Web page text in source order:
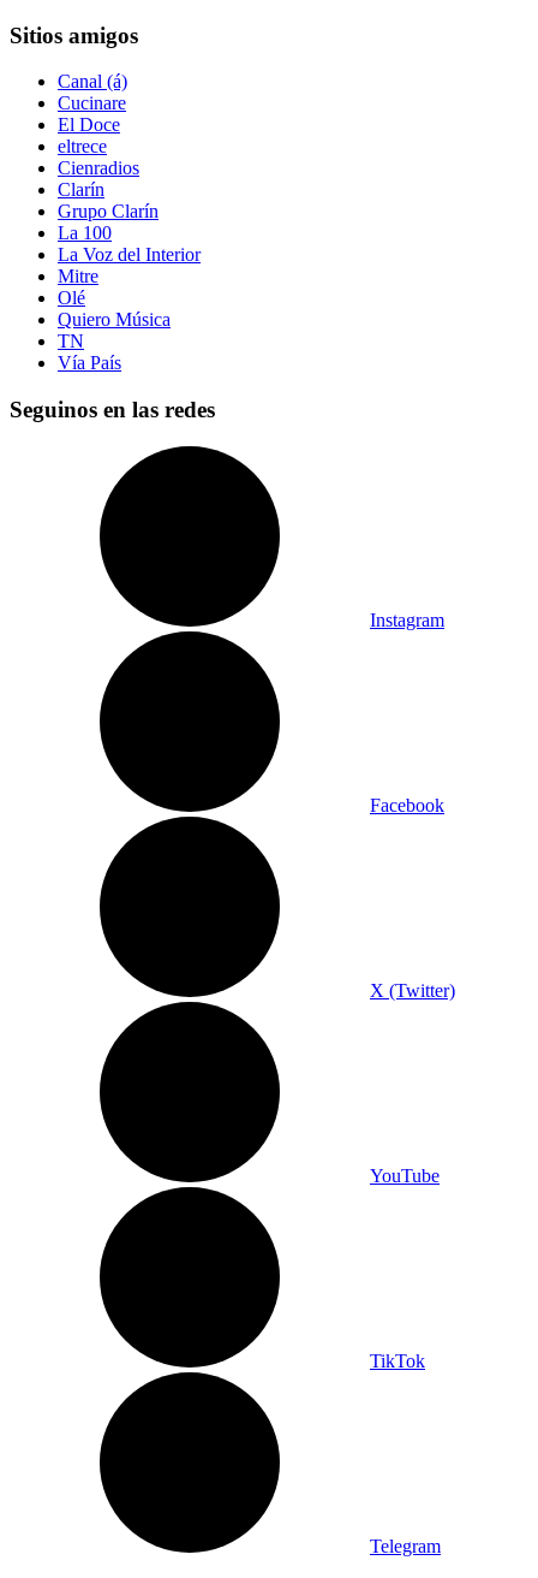
Sitios amigos
Canal (á)
Cucinare
El Doce
eltrece
Cienradios
Clarín
Grupo Clarín
La 100
La Voz del Interior
Mitre
Olé
Quiero Música
TN
Vía País
Seguinos en las redes
Instagram
Facebook
X (Twitter)
YouTube
TikTok
Telegram